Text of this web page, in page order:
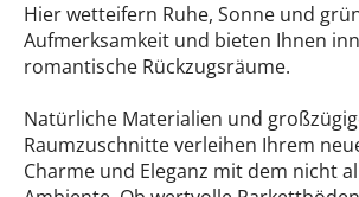
Hier wetteifern Ruhe, Sonne und
Aufmerksamkeit und bieten Ihnen
romantische Rückzugsräume.
Natürliche Materialien und
Raumzuschnitte verleihen Ihrem
Charme und Eleganz mit dem nicht